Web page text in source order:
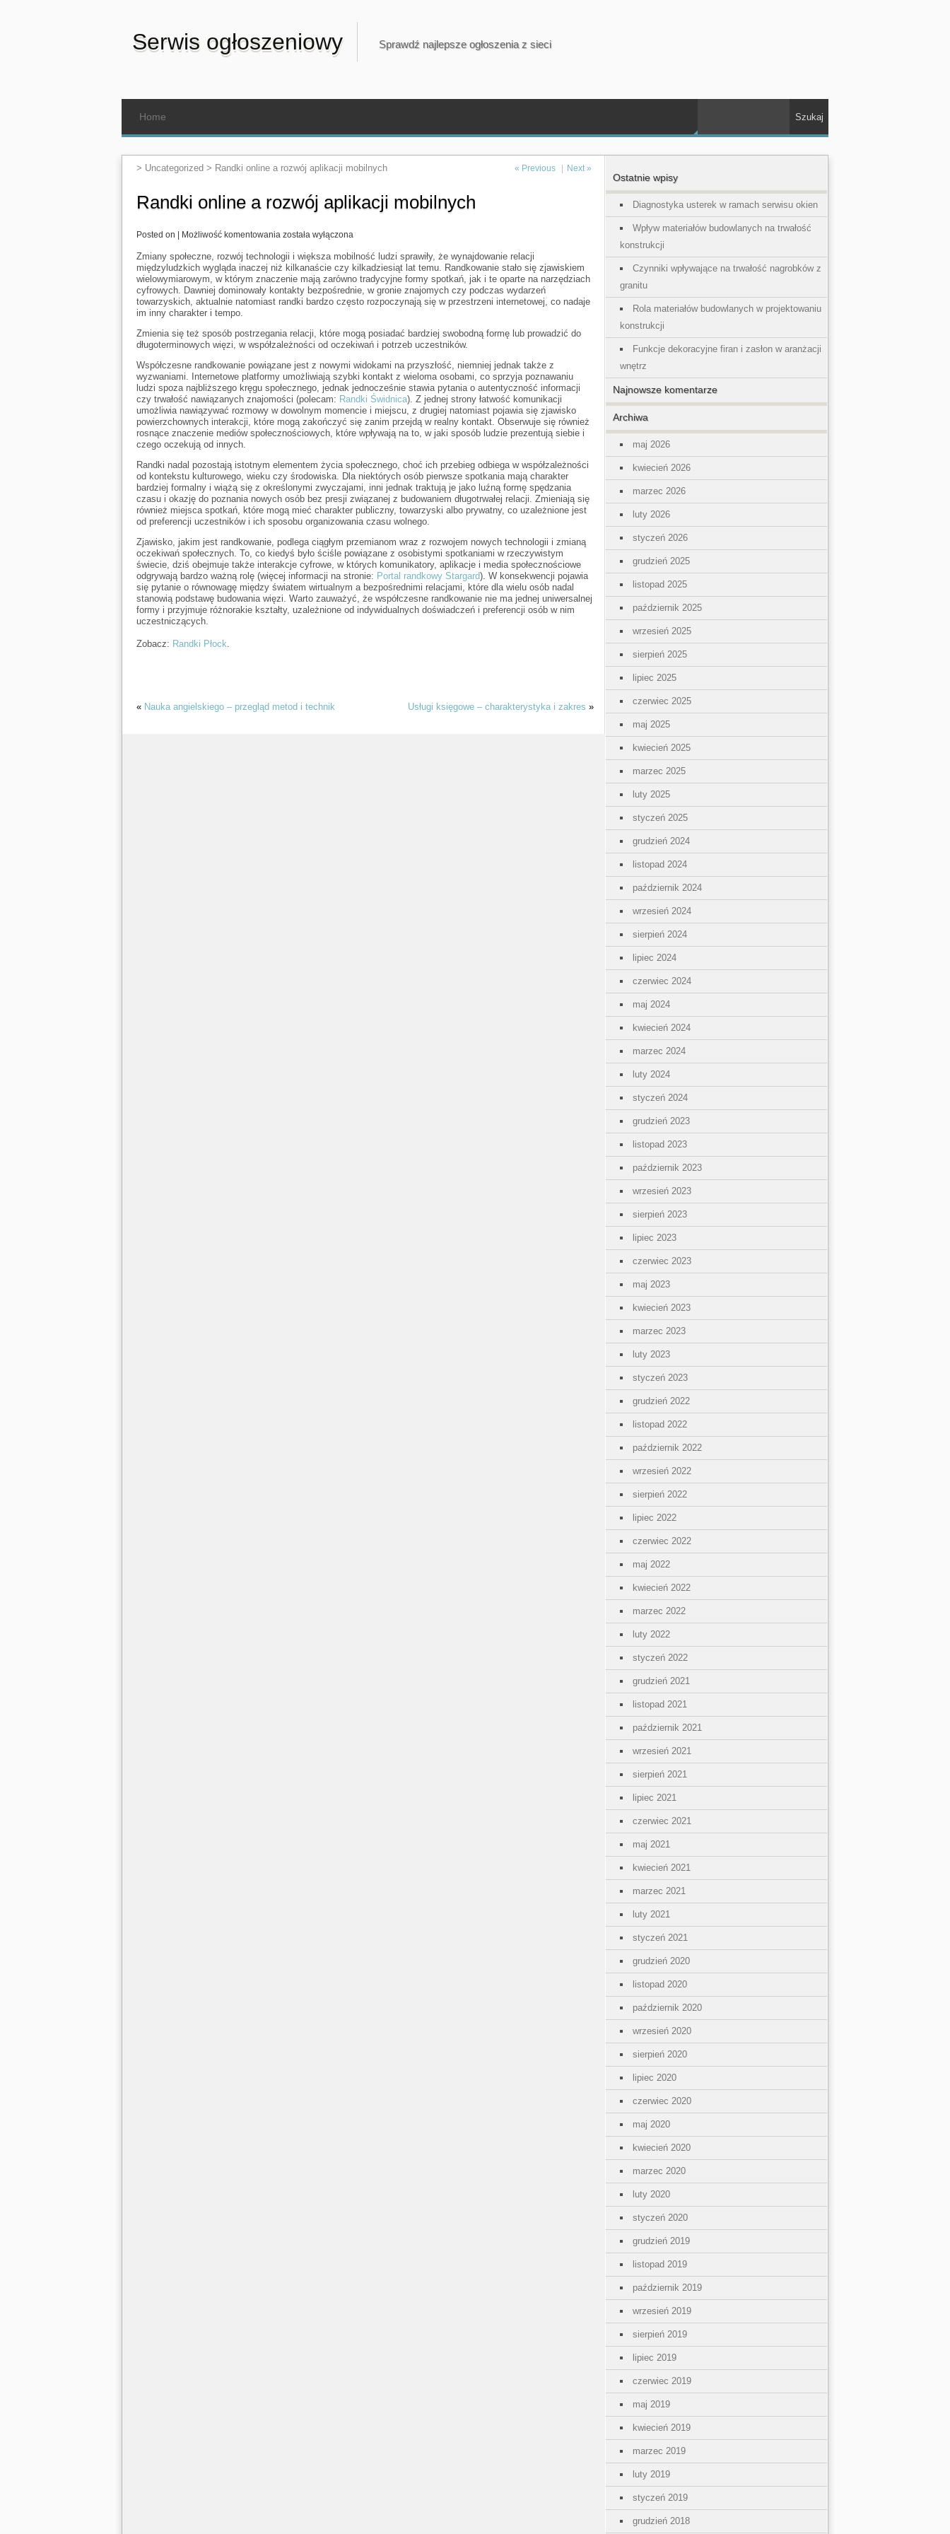
Serwis ogłoszeniowy Sprawdź najlepsze ogłoszenia z sieci
Home
> Uncategorized > Randki online a rozwój aplikacji mobilnych « Previous Next »
Randki online a rozwój aplikacji mobilnych
Posted on | Możliwość komentowania Randki
a
rozwój
aplikacji
mobilnych
została wyłączona
Zmiany społeczne, rozwój technologii i większa mobilność ludzi sprawiły, że wynajdowanie relacji
międzyludzkich wygląda inaczej niż kilkanaście czy kilkadziesiąt lat temu. Randkowanie stało się zjawiskiem
wielowymiarowym, w którym znaczenie mają zarówno tradycyjne formy spotkań, jak i te oparte na narzędziach
cyfrowych. Dawniej dominowały kontakty bezpośrednie, w gronie znajomych czy podczas wydarzeń
towarzyskich, aktualnie natomiast randki bardzo często rozpoczynają się w przestrzeni internetowej, co nadaje
im inny charakter i tempo.
Zmienia się też sposób postrzegania relacji, które mogą posiadać bardziej swobodną formę lub prowadzić do
długoterminowych więzi, w współzależności od oczekiwań i potrzeb uczestników.
Współczesne randkowanie powiązane jest z nowymi widokami na przyszłość, niemniej jednak także z
wyzwaniami. Internetowe platformy umożliwiają szybki kontakt z wieloma osobami, co sprzyja poznawaniu
ludzi spoza najbliższego kręgu społecznego, jednak jednocześnie stawia pytania o autentyczność informacji
czy trwałość nawiązanych znajomości (polecam: Randki Świdnica). Z jednej strony łatwość komunikacji
umożliwia nawiązywać rozmowy w dowolnym momencie i miejscu, z drugiej natomiast pojawia się zjawisko
powierzchownych interakcji, które mogą zakończyć się zanim przejdą w realny kontakt. Obserwuje się również
rosnące znaczenie mediów społecznościowych, które wpływają na to, w jaki sposób ludzie prezentują siebie i
czego oczekują od innych.
Randki nadal pozostają istotnym elementem życia społecznego, choć ich przebieg odbiega w współzależności
od kontekstu kulturowego, wieku czy środowiska. Dla niektórych osób pierwsze spotkania mają charakter
bardziej formalny i wiążą się z określonymi zwyczajami, inni jednak traktują je jako luźną formę spędzania
czasu i okazję do poznania nowych osób bez presji związanej z budowaniem długotrwałej relacji. Zmieniają się
również miejsca spotkań, które mogą mieć charakter publiczny, towarzyski albo prywatny, co uzależnione jest
od preferencji uczestników i ich sposobu organizowania czasu wolnego.
Zjawisko, jakim jest randkowanie, podlega ciągłym przemianom wraz z rozwojem nowych technologii i zmianą
oczekiwań społecznych. To, co kiedyś było ściśle powiązane z osobistymi spotkaniami w rzeczywistym
świecie, dziś obejmuje także interakcje cyfrowe, w których komunikatory, aplikacje i media społecznościowe
odgrywają bardzo ważną rolę (więcej informacji na stronie: Portal randkowy Stargard). W konsekwencji pojawia
się pytanie o równowagę między światem wirtualnym a bezpośrednimi relacjami, które dla wielu osób nadal
stanowią podstawę budowania więzi. Warto zauważyć, że współczesne randkowanie nie ma jednej uniwersalnej
formy i przyjmuje różnorakie kształty, uzależnione od indywidualnych doświadczeń i preferencji osób w nim
uczestniczących.
Zobacz: Randki Płock.
« Nauka angielskiego – przegląd metod i technik Usługi księgowe – charakterystyka i zakres »
Ostatnie wpisy
Diagnostyka usterek w ramach serwisu okien
Wpływ materiałów budowlanych na trwałość
konstrukcji
Czynniki wpływające na trwałość nagrobków z
granitu
Rola materiałów budowlanych w projektowaniu
konstrukcji
Funkcje dekoracyjne firan i zasłon w aranżacji
wnętrz
Najnowsze komentarze
Archiwa
maj 2026
kwiecień 2026
marzec 2026
luty 2026
styczeń 2026
grudzień 2025
listopad 2025
październik 2025
wrzesień 2025
sierpień 2025
lipiec 2025
czerwiec 2025
maj 2025
kwiecień 2025
marzec 2025
luty 2025
styczeń 2025
grudzień 2024
listopad 2024
październik 2024
wrzesień 2024
sierpień 2024
lipiec 2024
czerwiec 2024
maj 2024
kwiecień 2024
marzec 2024
luty 2024
styczeń 2024
grudzień 2023
listopad 2023
październik 2023
wrzesień 2023
sierpień 2023
lipiec 2023
czerwiec 2023
maj 2023
kwiecień 2023
marzec 2023
luty 2023
styczeń 2023
grudzień 2022
listopad 2022
październik 2022
wrzesień 2022
sierpień 2022
lipiec 2022
czerwiec 2022
maj 2022
kwiecień 2022
marzec 2022
luty 2022
styczeń 2022
grudzień 2021
listopad 2021
październik 2021
wrzesień 2021
sierpień 2021
lipiec 2021
czerwiec 2021
maj 2021
kwiecień 2021
marzec 2021
luty 2021
styczeń 2021
grudzień 2020
listopad 2020
październik 2020
wrzesień 2020
sierpień 2020
lipiec 2020
czerwiec 2020
maj 2020
kwiecień 2020
marzec 2020
luty 2020
styczeń 2020
grudzień 2019
listopad 2019
październik 2019
wrzesień 2019
sierpień 2019
lipiec 2019
czerwiec 2019
maj 2019
kwiecień 2019
marzec 2019
luty 2019
styczeń 2019
grudzień 2018